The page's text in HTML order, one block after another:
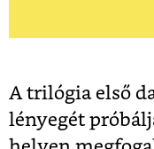
A trilógia első
lényegét